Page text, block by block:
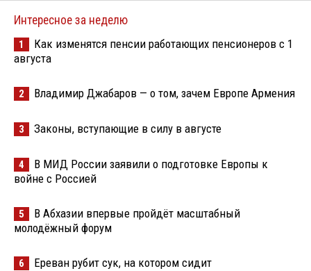
Интересное за неделю
1
Как изменятся пенсии работающих пенсионеров с 1
августа
2 Владимир Джабаров — о том, зачем Европе Армения
3 Законы, вступающие в силу в августе
4
В МИД России заявили о подготовке Европы к
войне с Россией
5
В Абхазии впервые пройдёт масштабный
молодёжный форум
6 Ереван рубит сук, на котором сидит